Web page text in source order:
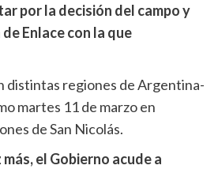
por la decisión del campo y
Enlace con la que
distintas regiones de Argentina-
martes 11 de marzo en
de San Nicolás.
más, el Gobierno acude a